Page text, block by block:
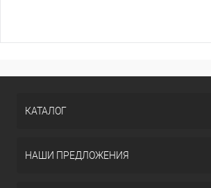
КАТАЛОГ
НАШИ ПРЕДЛОЖЕНИЯ